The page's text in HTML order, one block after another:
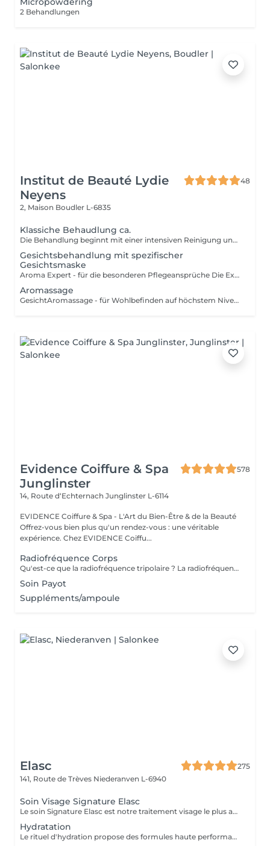
2 Behandlungen
Institut de Beauté Lydie
Neyens
48
2, Maison Boudler L-6835
Klassiche Behaudlung ca.
Die Behandlung beginnt mit einer intensiven Reinigung und einem Gesichtswasser das Ihre Haut neutralisiert und beruhigt. Make-Up und Umwelteinflüsse werden sanft entfernt. Bei der anschließenden Behandlung werden ausschließlich auf die Bedürfnisse Ihrer Haut abgestimmte Produkte verwendet. Mit einem Peeling werden die oberste Zelllagen der Haut abgetragen und die Poren werden geöffnet. Unreinheiten der Haut werden professionell und sanft entfernt. Nach der Tiefenausreinigung freut sich die Haut auf eine entspannende Massage bei der Sie die Augen schließen dürfen und einfach nur genießen können. Eine wirkstoffreiche Maske rundet alles ab. Mit einer Pflegenden Creme wird die Behandlung abgeschlossen und Sie können entspannt in Ihren weiteren Tag starten. Diese Behandlung ist für alle Hauttypen geeignet.
Gesichtsbehandlung mit spezifischer
Gesichtsmaske
Aroma Expert - für die besonderen Pflegeansprüche Die Expert-Behandlungen sind die exklusivsten Decleor Behandlungen für höchste Pflegeansprüche. Neben den Ihrem Hauttyp entsprechenden Aromessencen und Baumes werden die konzentrierten Spezialmasken, die kurz vor dem Auftragen verrührt werden, in das Behandlungsritual integriert. - Maske Hydra Force für feuchtigkeitsarme Haut - Maske Aroma Lisse für sehr müde Haut - Maske Mate and Pure für Misch- und ölige Haut - Maske Harmonie Douceur Expert für empfindliche Haut Elemente der Aroma Expert Behandlung: Reinigungsritual (Reinigung, Intensivreinigung, mildes Peeling), Tiefenausreinigung und Massage für Gesicht, Hals und Dekolleté,Tagespflege. Diese Behandlung ist für alle Hauttypen geeignet.
Aromassage
GesichtAromassage - für Wohlbefinden auf höchstem Niveau Dies ist eine sanfte Massagebehandlung für alle, die Stressabbau, Beruhigung und Entspannung suchen, für entspannte Gesichtszüge und einen leuchtenden Teint. Genießen Sie die wohltuende Kraft Ätherischer Öle. Elemente der Aromassage Behandlung: Reinigungsritual (Reinigung, Intensivreinigung, mildes Peeling), Massage für Gesicht, Hals und Dekolleté, Maske, Tagespflege. Diese Behandlung ist für alle Hauttypen geeignet.
Evidence Coiffure & Spa
Junglinster
578
14, Route d‘Echternach Junglinster L-6114
EVIDENCE Coiffure & Spa - L'Art du Bien-Être & de la Beauté
Offrez-vous bien plus qu'un rendez-vous : une véritable
expérience. Chez EVIDENCE Coiffu...
Radiofréquence Corps
Qu'est-ce que la radiofréquence tripolaire ? La radiofréquence tripolaire est l'une des méthodes non invasives les plus efficaces pour raffermir et tonifier visiblement la peau. La peau perd naturellement son élasticité et sa souplesse à cause du processus de vieillissement ou des fluctuations de poids, et à mesure que la peau s'amincit, les signes du temps deviennent plus fréquents. L'énergie radiofréquence stimule la contraction des fibres de collagène existantes et la production de nouvelles cellules pour lisser, tonifier et raffermir la peau. Les zones de traitement comprennent : Cou (uniquement sur les côtés et jamais devant); Double menton - Double menton ; Front; Autour des yeux; Joues; moustache chinoise; région de la mâchoire.
Soin Payot
Suppléments/ampoule
Elasc
275
141, Route de Trèves Niederanven L-6940
Soin Visage Signature Elasc
Le soin Signature Elasc est notre traitement visage le plus abouti et personnalisé. Conçu spécialement pour vous, par notre équipe, ce rituel est une véritable expérience sensorielle pour vous détendre, raviver l'éclat de votre teint, redessiner les contours de votre visage et revitaliser votre peau en profondeur. Ce soin multi-actions combine des produits cosméceutiques ultra-performants, des gestes experts et l'utilisation de pierres en quartz rose ou de jade verte en fonction de votre peau. Le soin débute par un nettoyage précis de votre peau et par une exfoliation douce aux manuvres stimulantes pour lisser et illuminer le teint. Après un travail technique avec la pierre et la pose d'un masque crème spécifique vient le massage Signature : une combinaison de manuvres liftantes, drainantes, tonifiantes et sculptantes avec une huile de haute qualité. Votre peau est ainsi lumineuse, décongestionnée, hydratée, liftée et raffermie. Ce soin Signature Elasc convient à tous les types de peau : teint terne, peau déshydratée, perte de fermeté, premiers signes de l'âge mais aussi pour toute personne ayant besoin d'une pause bien-être ou recherchant le cocooning et la chaleur caractéristiques à notre institut Elasc.
Hydratation
Le rituel d'hydration propose des formules haute performance qui s'attaquent stratégiquement à tous les paramètres de la déshydratation. Ciblés, ils améliorent le manteau hydrolipidique, la teneur en NMF est le ciment intercellulaire.